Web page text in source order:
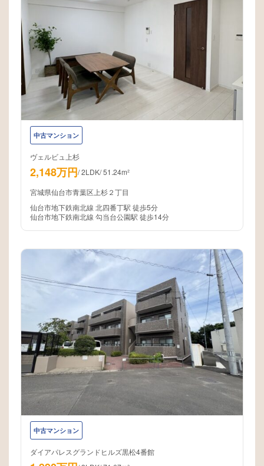
中古マンション
ヴェルビュ上杉
2,148万円/2LDK/51.24m²
宮城県仙台市青葉区上杉２丁目
仙台市地下鉄南北線 北四番丁駅 徒歩5分
仙台市地下鉄南北線 勾当台公園駅 徒歩14分
中古マンション
ダイアパレスグランドヒルズ黒松4番館